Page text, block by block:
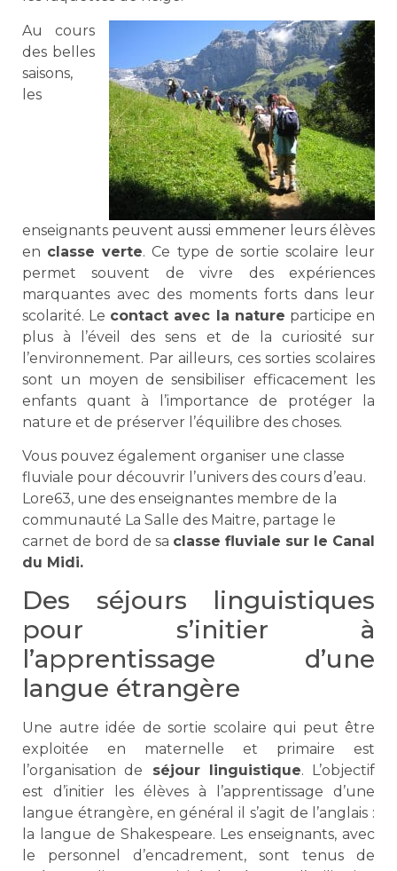
Au cours
des belles
saisons,
les
enseignants peuvent aussi emmener leurs élèves
en classe verte. Ce type de sortie scolaire leur
permet souvent de vivre des expériences
marquantes avec des moments forts dans leur
scolarité. Le contact avec la nature participe en
plus à l’éveil des sens et de la curiosité sur
l’environnement. Par ailleurs, ces sorties scolaires
sont un moyen de sensibiliser efficacement les
enfants quant à l’importance de protéger la
nature et de préserver l’équilibre des choses.
Vous pouvez également organiser une classe
fluviale pour découvrir l’univers des cours d’eau.
Lore63, une des enseignantes membre de la
communauté La Salle des Maitre, partage le
carnet de bord de sa classe fluviale sur le Canal
du Midi.
Des séjours linguistiques
pour s’initier à
l’apprentissage d’une
langue étrangère
Une autre idée de sortie scolaire qui peut être
exploitée en maternelle et primaire est
l’organisation de séjour linguistique. L’objectif
est d’initier les élèves à l’apprentissage d’une
langue étrangère, en général il s’agit de l’anglais :
la langue de Shakespeare. Les enseignants, avec
le personnel d’encadrement, sont tenus de